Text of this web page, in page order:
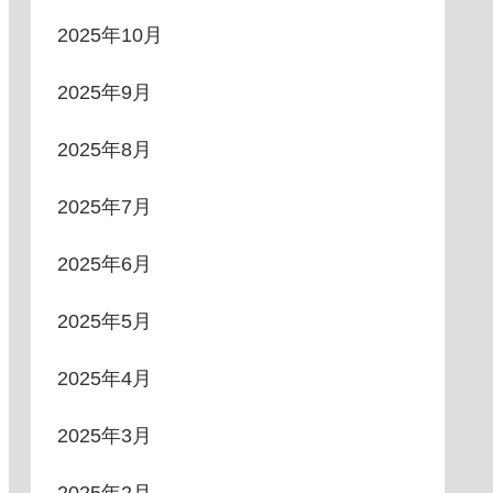
2025年10月
2025年9月
2025年8月
2025年7月
2025年6月
2025年5月
2025年4月
2025年3月